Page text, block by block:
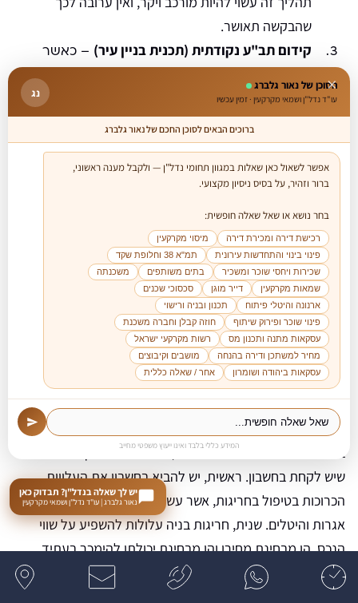
יש לך שאלה בנדל"ן? תבדוק כאן
נאור גלברג | עו"ד נדל"ן ושמאי מקרקעין
נג ×
הסוכן של נאור גלברג
עו"ד נדל"ן ושמאי מקרקעין · זמין עכשיו
ברוכים הבאים לסוכן החכם של נאור גלברג
בחר נושא או שאל שאלה חופשית:
רכישת דירה ומכירת דירה
מיסוי מקרקעין
פינוי בינוי והתחדשות עירונית
תמ"א 38 וחלופת שקד
שכירות ויחסי שוכר ומשכיר
בתים משותפים
משכנתה
שמאות מקרקעין
דייר מוגן
סכסוכי שכנים
ארנונה והיטלי פיתוח
תכנון ובניה ורישוי
פינוי שוכר ופירוק שיתוף
חוזה קבלן וחברה משכנת
עסקאות מתנה ותכנון מס
רשות מקרקעי ישראל
מחיר למשתכן ודירה בהנחה
מושבים וקיבוצים
עסקאות ביהודה ושומרון
אחר / שאלה כללית
המידע כללי בלבד ואינו ייעוץ משפטי מחייב
שהבקשה תאושר.
קידום תב"ע נקודתית (תכנית בניין עיר) – כאשר
שיהיה צורך בהליך תכנוני רחב יותר כמו קידום תב"ע
נקודתית לצרכי הגדלת זכויות הבניה ואישור החריגות.
השארת המצב הקיים תוך נקיטת צעדים להקטנת
הסיכון:במקרים מסוימים, כאשר החריגות אינן
משמעותיות והסיכון המשפטי נמוך, ניתן לשקול להשאיר
את המצב כפי שהוא. עם זאת, מומלץ לנקוט צעדים
להקטנת הסיכון, כגון רכישת ביטוח מתאים או הפרשת
כספים לכיסוי הוצאות משפטיות פוטנציאליות.
בכל אחד מהמקרים, מומלץ להתייעץ עם עורך דין המתמחה
בדיני מקרקעין ועם מהנדס או אדריכל לפני קבלת החלטה
בנוגע לדרך הפעולה המתאימה ביותר.
שיקולים נוספים ברכישת נכס עם חריגות בניה
בעת רכישת נכס עם חריגות בניה, ישנם מספר שיקולים נוספים
שיש לקחת בחשבון. ראשית, יש להביא בחשבון את העלויות
הכרוכות בטיפול בחריגות, אשר עשויות לכלול הוצאות משפטיות,
אגרות והיטלים. שנית, חריגות בניה עלולות להשפיע על שווי
הנכס, הן מבחינת מחירו והן מבחינת יכולתו להימכר בעתיד.
שלישית, קיומן של חריגות בניה עלול להקשות על קבלת